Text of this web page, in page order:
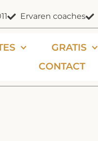
Ervaren coaches
GRATIS
CONTACT